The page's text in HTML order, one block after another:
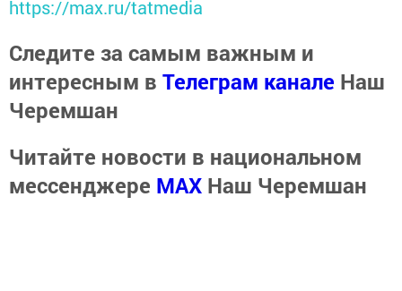
https://max.ru/tatmedia
Следите за самым важным и
интересным в Телеграм канале Наш
Черемшан
Читайте новости в национальном
мессенджере MАХ Наш Черемшан